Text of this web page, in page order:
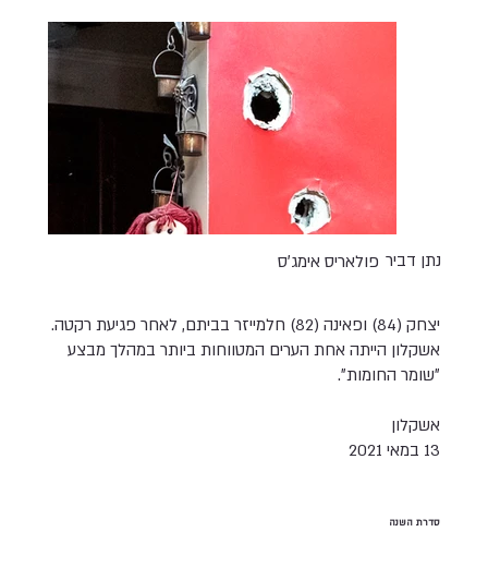
נתן דביר פולאריס אימג׳ס
יצחק (84) ופאינה (82) חלמייזר בביתם, לאחר פגיעת רקטה.
אשקלון הייתה אחת הערים המטווחות ביותר במהלך מבצע
״שומר החומות״.
אשקלון
13 במאי 2021
סדרת השנה